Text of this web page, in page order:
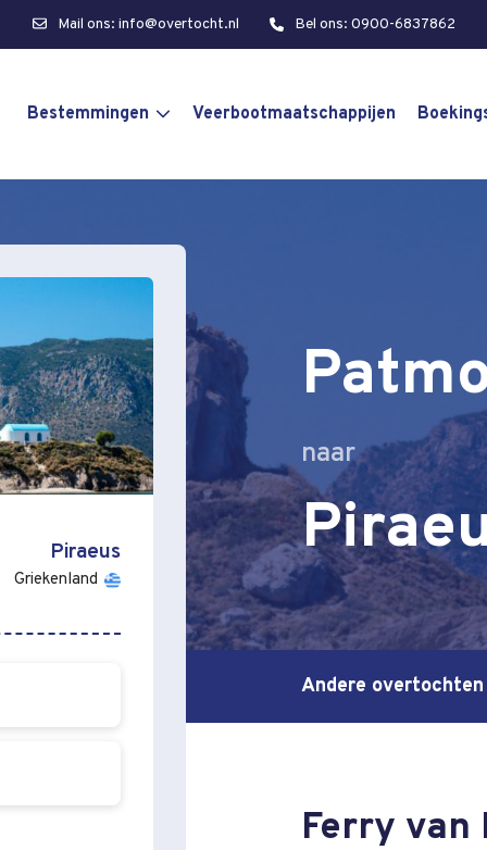
Mail ons: info@overtocht.nl Bel ons: 0900-6837862
Bestemmingen Veerbootmaatschappijen
Andere overtochten
Piraeus
Griekenland
Ferry van